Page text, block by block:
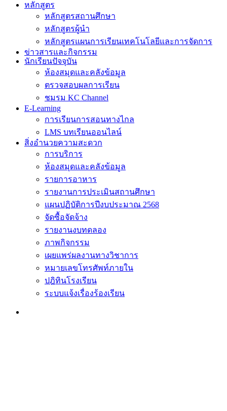
หลักสูตร
หลักสูตรสถานศึกษา
หลักสูตรผู้นำ
หลักสูตรแผนการเรียนเทคโนโลยีและการจัดการ
ข่าวสารและกิจกรรม
นักเรียนปัจจุบัน
ห้องสมุดและคลังข้อมูล
ตรวจสอบผลการเรียน
ชมรม KC Channel
E-Learning
การเรียนการสอนทางไกล
LMS บทเรียนออนไลน์
สิ่งอำนวยความสะดวก
การบริการ
ห้องสมุดและคลังข้อมูล
รายการอาหาร
รายงานการประเมินสถานศึกษา
แผนปฏิบัติการปีงบประมาณ 2568
จัดซื้อจัดจ้าง
รายงานงบทดลอง
ภาพกิจกรรม
เผยแพร่ผลงานทางวิชาการ
หมายเลขโทรศัพท์ภายใน
ปฎิทินโรงเรียน
ระบบแจ้งเรื่องร้องเรียน